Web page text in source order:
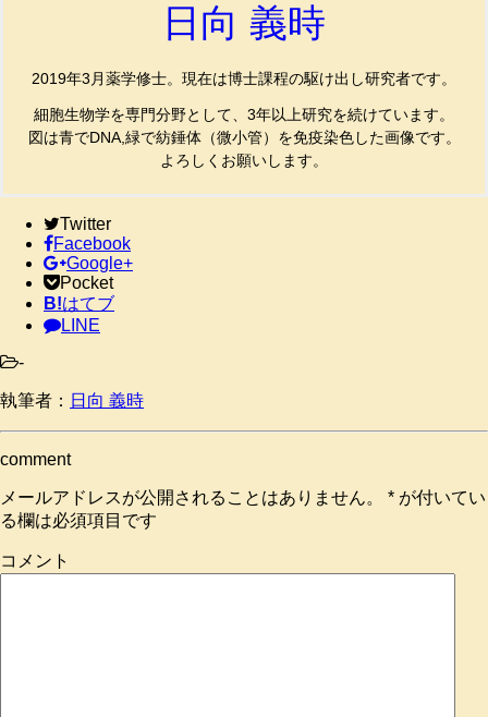
日向 義時
2019年3月薬学修士。現在は博士課程の駆け出し研究者です。
細胞生物学を専門分野として、3年以上研究を続けています。
図は青でDNA,緑で紡錘体（微小管）を免疫染色した画像です。
よろしくお願いします。
Twitter
Facebook
Google+
Pocket
B!はてブ
LINE
-
執筆者： 日向 義時
comment
メールアドレスが公開されることはありません。 * が付いてい
る欄は必須項目です
コメント